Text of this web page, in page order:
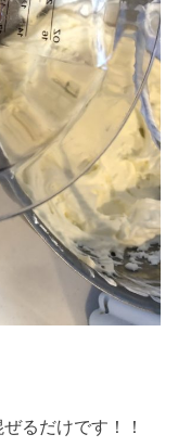
るだけです！！